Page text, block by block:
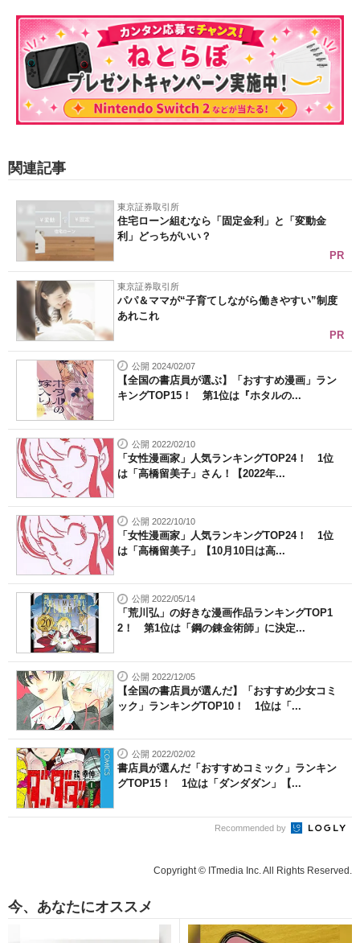
関連記事
東京証券取引所
住宅ローン組むなら「固定金利」と「変動金
利」どっちがいい？
PR
東京証券取引所
パパ＆ママが“子育てしながら働きやすい”制度
あれこれ
PR
公開 2024/02/07
【全国の書店員が選ぶ】「おすすめ漫画」ラン
キングTOP15！ 第1位は『ホタルの...
公開 2022/02/10
「女性漫画家」人気ランキングTOP24！ 1位
は「高橋留美子」さん！【2022年...
公開 2022/10/10
「女性漫画家」人気ランキングTOP24！ 1位
は「高橋留美子」【10月10日は高...
公開 2022/05/14
「荒川弘」の好きな漫画作品ランキングTOP1
2！ 第1位は「鋼の錬金術師」に決定...
公開 2022/12/05
【全国の書店員が選んだ】「おすすめ少女コミ
ック」ランキングTOP10！ 1位は「...
公開 2022/02/02
書店員が選んだ「おすすめコミック」ランキン
グTOP15！ 1位は「ダンダダン」【...
Recommended by
Copyright © ITmedia Inc. All Rights Reserved.
今、あなたにオススメ